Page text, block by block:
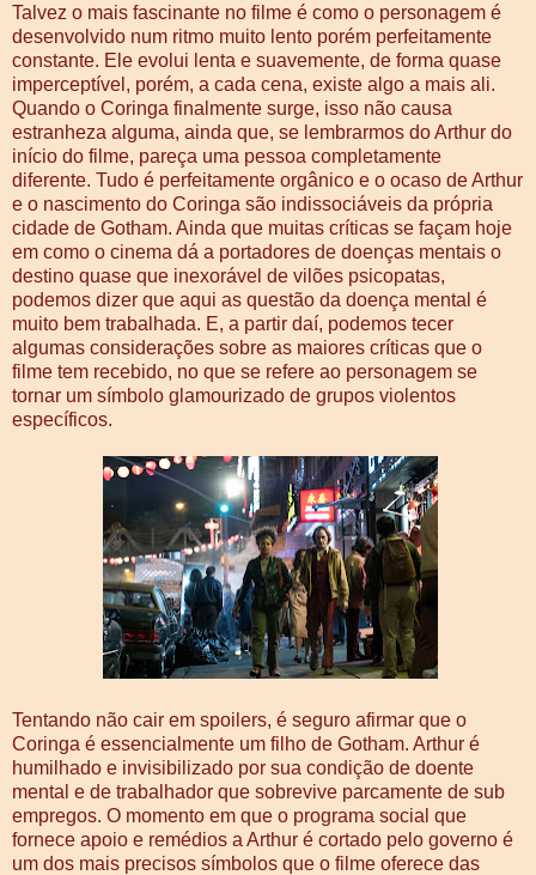
Talvez o mais fascinante no filme é como o personagem é
desenvolvido num ritmo muito lento porém perfeitamente
constante. Ele evolui lenta e suavemente, de forma quase
imperceptível, porém, a cada cena, existe algo a mais ali.
Quando o Coringa finalmente surge, isso não causa
estranheza alguma, ainda que, se lembrarmos do Arthur do
início do filme, pareça uma pessoa completamente
diferente. Tudo é perfeitamente orgânico e o ocaso de Arthur
e o nascimento do Coringa são indissociáveis da própria
cidade de Gotham. Ainda que muitas críticas se façam hoje
em como o cinema dá a portadores de doenças mentais o
destino quase que inexorável de vilões psicopatas,
podemos dizer que aqui as questão da doença mental é
muito bem trabalhada. E, a partir daí, podemos tecer
algumas considerações sobre as maiores críticas que o
filme tem recebido, no que se refere ao personagem se
tornar um símbolo glamourizado de grupos violentos
específicos.
Tentando não cair em spoilers, é seguro afirmar que o
Coringa é essencialmente um filho de Gotham. Arthur é
humilhado e invisibilizado por sua condição de doente
mental e de trabalhador que sobrevive parcamente de sub
empregos. O momento em que o programa social que
fornece apoio e remédios a Arthur é cortado pelo governo é
um dos mais precisos símbolos que o filme oferece das